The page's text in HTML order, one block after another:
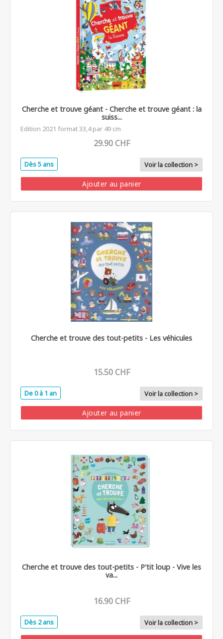
Cherche et trouve géant - Cherche et trouve géant : la
suiss...
Edition 2021 format 33,4 par 49 cm
29.90 CHF
Dès 5 ans Voir la collection >
Ajouter au panier
Cherche et trouve des tout-petits - Les véhicules
15.50 CHF
De 0 à 1 an Voir la collection >
Ajouter au panier
Cherche et trouve des tout-petits - P'tit loup - Vive les
va...
16.90 CHF
Dès 2 ans Voir la collection >